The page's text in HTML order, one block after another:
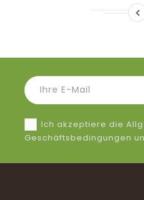

Ich akzeptiere die
Geschäftsbedingungen